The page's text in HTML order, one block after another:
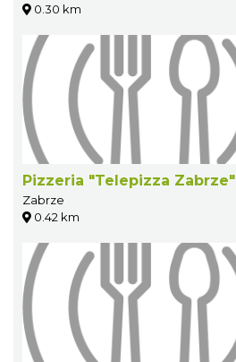
0.30 km
Pizzeria "Telepizza Zabrze"
Zabrze
0.42 km